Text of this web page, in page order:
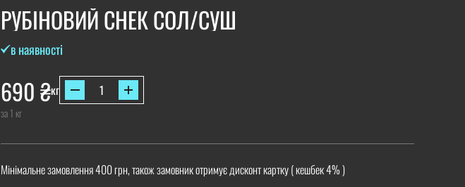
РУБІНОВИЙ СНЕК СОЛ/СУШ
в наявності
690₴кг
за 1 кг
Мінімальне замовлення 400 грн, також замовник отримує дисконт картку ( кешбек 4% )